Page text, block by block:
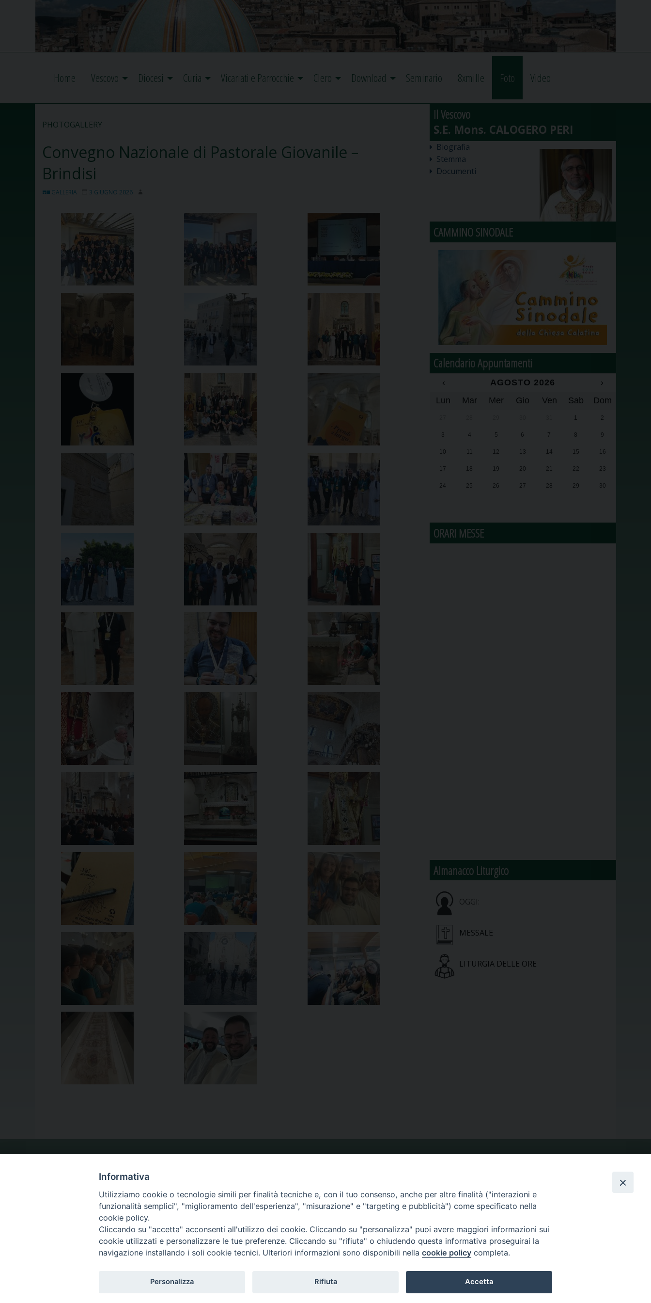
Home Vescovo Diocesi Curia Vicariati e Parrocchie Clero Download Seminario 8xmille Foto Video
PHOTOGALLERY
Convegno Nazionale di Pastorale Giovanile –
Brindisi
GALLERIA 3 GIUGNO 2026
Il Vescovo
Biografia
Stemma
Documenti
CAMMINO SINODALE
Calendario Appuntamenti
‹ AGOSTO 2026
›
Lun
Mar Mer Gio Ven Sab Dom
1 2
3 4 5 6 7 8 9
10 11 12 13 14 15 16
17 18 19 20 21 22 23
24 25 26 27 28 29 30
ORARI MESSE
Almanacco Liturgico
OGGI:
MESSALE
LITURGIA DELLE ORE
LA NOSTRA DIOCESI
IL VESCOVO
CALENDARIO PASTORALE
PHOTOGALLERY
Piazza San Francesco d’Assisi, 9 – tel. 0933.34186 – fax 0933.820590 e-mail:
Informativa
Utilizziamo cookie o tecnologie simili per finalità tecniche e, con il tuo consenso, anche per altre finalità ("interazioni e
funzionalità semplici", "miglioramento dell'esperienza", "misurazione" e "targeting e pubblicità") come specificato nella
cookie policy.
Cliccando su "accetta" acconsenti all'utilizzo dei cookie. Cliccando su "personalizza" puoi avere maggiori informazioni sui
cookie utilizzati e personalizzare le tue preferenze. Cliccando su "rifiuta" o chiudendo questa informativa proseguirai la
navigazione installando i soli cookie tecnici. Ulteriori informazioni sono disponibili nella cookie policy completa.
Personalizza Rifiuta Accetta